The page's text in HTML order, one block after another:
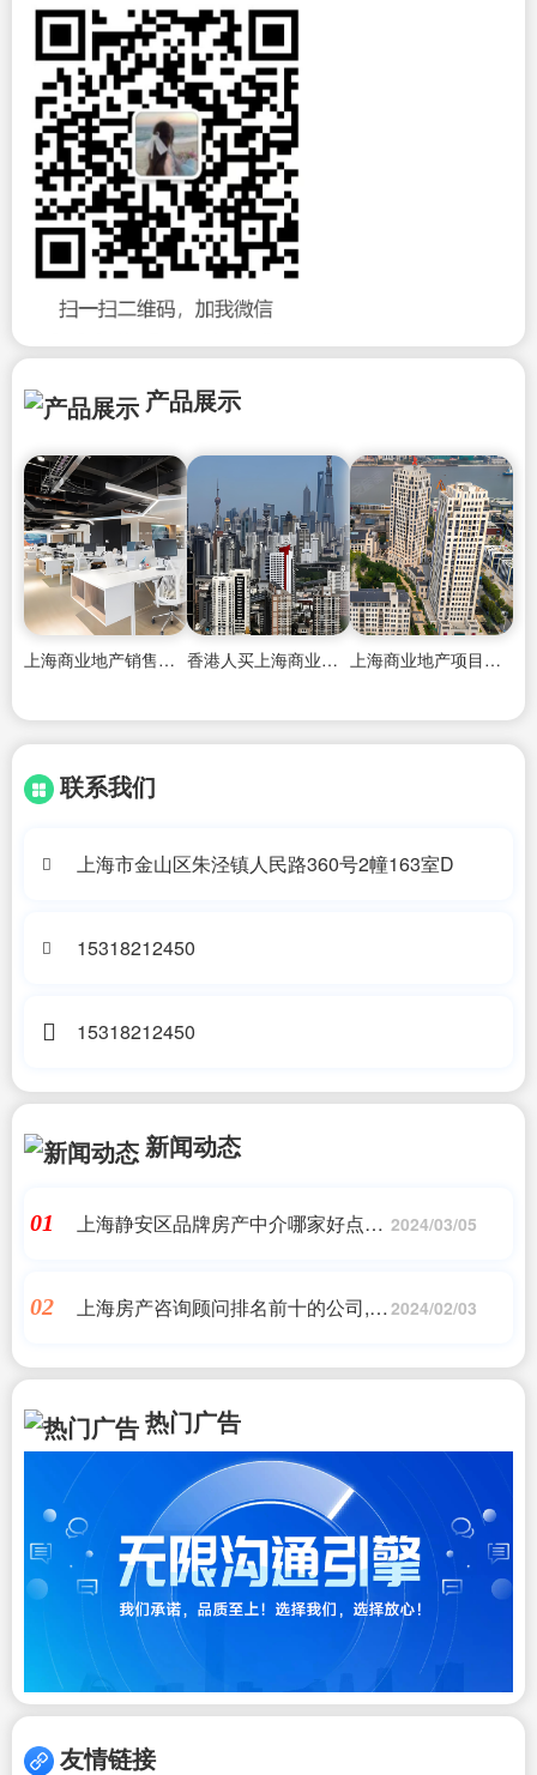
产品展示
上海商业地产销售排行榜前十 香港人买上海商业地产房子可以吗 上海商业地产项目收购
联系我们
上海市金山区朱泾镇人民路360号2幢163室D
15318212450
15318212450
新闻动态
01
上海静安区品牌房产中介哪家好点呢 2024/03/05
02
上海房产咨询顾问排名前十的公司,上
行业企业赢得竞争优势|谋仕
2024/02/03
热门广告
友情链接